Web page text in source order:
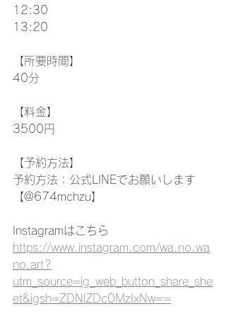
12:30
13:20
【所要時間】
40分
【料金】
3500円
【予約方法】
予約方法：公式LINEでお願いします
【@674mchzu】
Instagramはこちら
https://www.instagram.com/wa.no.wa
no.art?
utm_source=ig_web_button_share_she
et&igsh=ZDNlZDc0MzIxNw==